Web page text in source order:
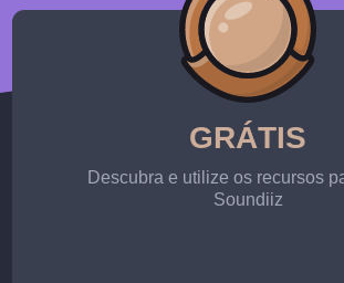
GRÁTIS
Descubra e utilize os recursos
Soundiiz